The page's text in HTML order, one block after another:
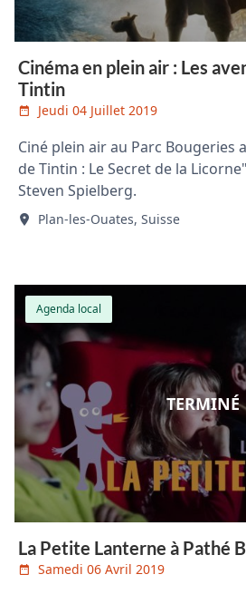
Cinéma en plein air : Les
Tintin
Jeudi 04 Juillet 2019
Ciné plein air au Parc Bougeries
de Tintin : Le Secret de la
Steven Spielberg.
Plan-les-Ouates, Suisse
Agenda local
TERMINÉ
La Petite Lanterne à Pathé
Samedi 06 Avril 2019